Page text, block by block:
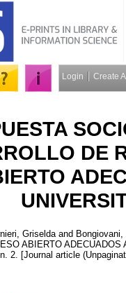
Login Create
DE
Griselda and Bongiovani,
ABIERTO
2. [Journal article